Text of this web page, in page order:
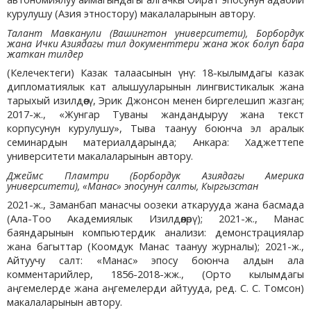
курулушу (Азия этностору) макалаларынын автору.
Талант Мавканули (Вашингтон университети), Борбордук
жана Ички Азиядагы тил документтери жана жок болуп бара
жаткан тилдер
(Келечектеги) Казак талаасынын үнү: 18-кылымдагы казак
дипломатиялык кат алышууларынын лингвистикалык жана
тарыхый изилдөөсү, Эрик Джонсон менен биргелешип жазган;
2017-ж., «Жунгар Туваны жандандыруу жана текст
корпусунун курулушу», Тыва таануу боюнча эл аралык
семинардын материалдарында; Анкара: Хаджеттепе
университети макалаларынын автору.
Джеймс Пламтри (Борбордук Азиядагы Америка
университети), «Манас» эпосунун салты, Кыргызстан
2021-ж., Заманбап манасчы оозеки аткарууда жана басмада
(Ала-Тоо Академиялык Изилдөөлөрү); 2021-ж., Манас
баяндарынын компьютердик анализи: демонстрациялар
жана багыттар (Коомдук Манас таануу журналы); 2021-ж.,
Айтуучу салт: «Манас» эпосу боюнча алдын ала
комментарийлер, 1856-2018-жж., (Орто кылымдагы
аңгемелерде жана аңгемелерди айтууда, ред. С. С. Томсон)
макалаларынын автору.